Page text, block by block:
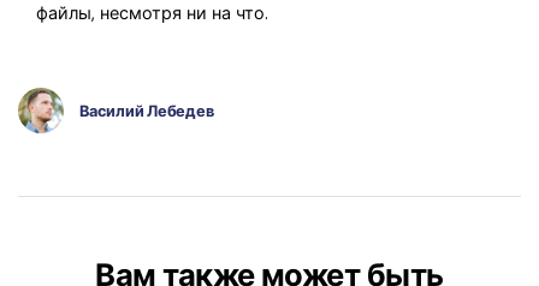
файлы, несмотря ни на что.
Василий Лебедев
Вам также может быть